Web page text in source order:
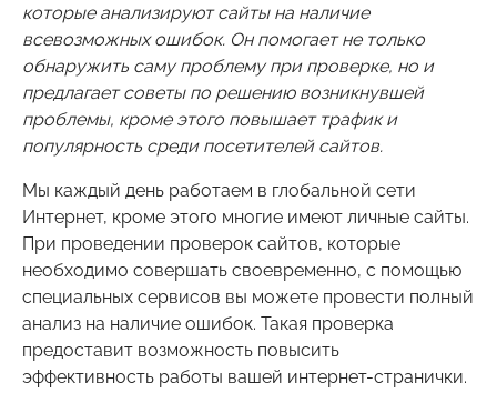
которые анализируют сайты на наличие
всевозможных ошибок. Он помогает не только
обнаружить саму проблему при проверке, но и
предлагает советы по решению возникнувшей
проблемы, кроме этого повышает трафик и
популярность среди посетителей сайтов.
Мы каждый день работаем в глобальной сети
Интернет, кроме этого многие имеют личные сайты.
При проведении проверок сайтов, которые
необходимо совершать своевременно, с помощью
специальных сервисов вы можете провести полный
анализ на наличие ошибок. Такая проверка
предоставит возможность повысить
эффективность работы вашей интернет-странички.